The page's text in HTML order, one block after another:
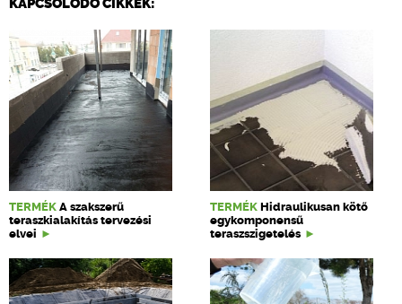
KAPCSOLÓDÓ CIKKEK:
TERMÉK A szakszerű
teraszkialakítás tervezési
elvei
TERMÉK Hidraulikusan kötő
egykomponensű
teraszszigetelés